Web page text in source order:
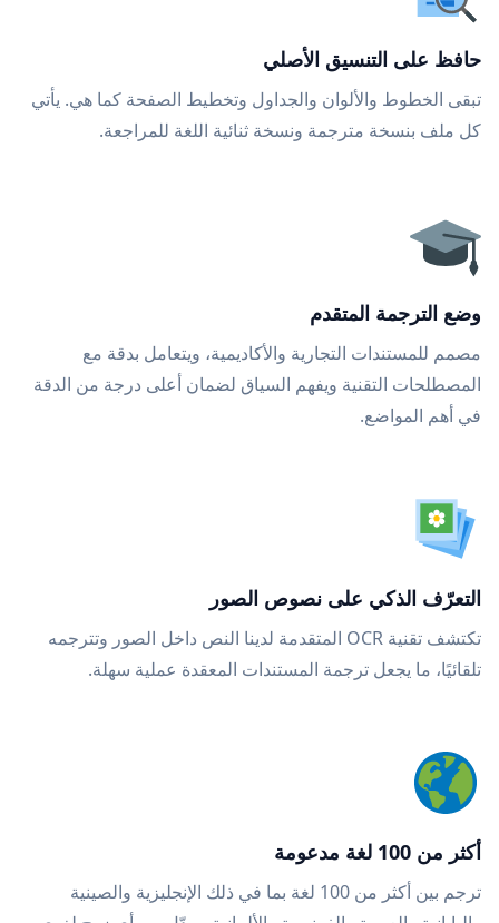
حافظ على التنسيق الأصلي
تبقى الخطوط والألوان والجداول وتخطيط الصفحة كما هي. يأتي
كل ملف بنسخة مترجمة ونسخة ثنائية اللغة للمراجعة.
وضع الترجمة المتقدم
مصمم للمستندات التجارية والأكاديمية، ويتعامل بدقة مع
المصطلحات التقنية ويفهم السياق لضمان أعلى درجة من الدقة
في أهم المواضع.
التعرّف الذكي على نصوص الصور
تكتشف تقنية OCR المتقدمة لدينا النص داخل الصور وتترجمه
تلقائيًا، ما يجعل ترجمة المستندات المعقدة عملية سهلة.
أكثر من 100 لغة مدعومة
ترجم بين أكثر من 100 لغة بما في ذلك الإنجليزية والصينية